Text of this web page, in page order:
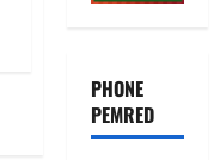
PHONE
PEMRED